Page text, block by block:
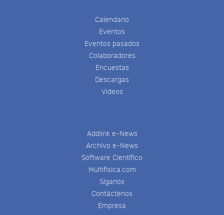
Calendario
Eventos
Eventos pasados
Colaboradores
Encuestas
Descargas
Videos
Addlink e-News
Archivo e-News
Software Científico
Multifisica.com
Síganos
Contáctenos
Empresa